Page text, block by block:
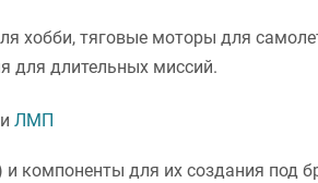
хобби, тяговые моторы для
для длительных миссий.
ЛМП
компоненты для их создания